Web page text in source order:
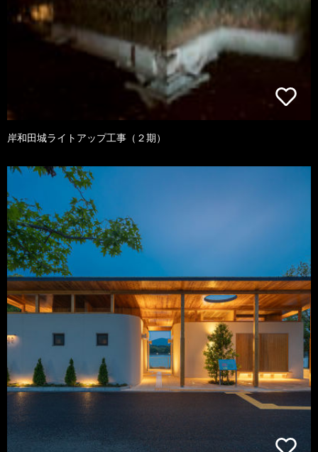
岸和田城ライトアップ工事（２期）